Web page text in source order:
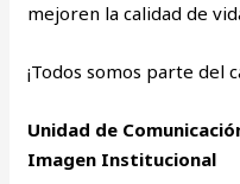
mejoren la calidad de
¡Todos somos parte del
Unidad de
Imagen Institucional